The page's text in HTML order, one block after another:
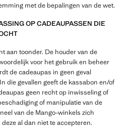
met de bepalingen van de wet.
OP CADEAUPASSEN DIE
aan toonder. De houder van de
voor het gebruik en beheer
de cadeaupas in geen geval
die gevallen geeft de kassabon en/of
geen recht op inwisseling of
of manipulatie van de
van de Mango-winkels zich
al dan niet te accepteren.